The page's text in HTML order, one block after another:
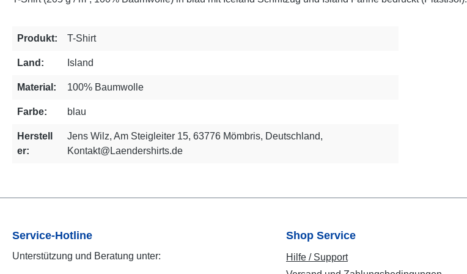
Produkt: T-Shirt
Land: Island
Material: 100% Baumwolle
Farbe: blau
Herstell
er:
Jens Wilz, Am Steigleiter 15, 63776 Mömbris, Deutschland,
Kontakt@Laendershirts.de
Service-Hotline
Unterstützung und Beratung unter:
Shop Service
Hilfe / Support